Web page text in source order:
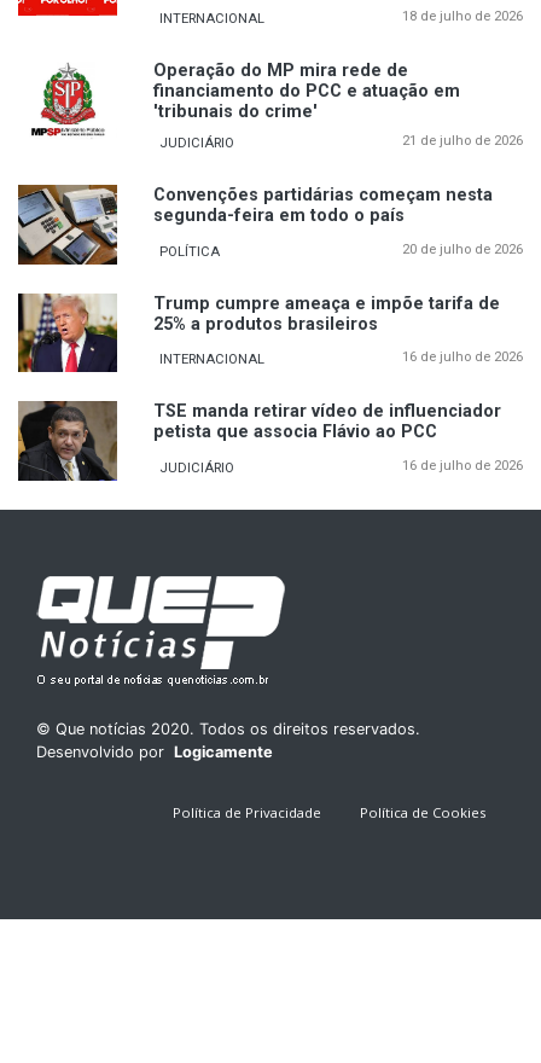
INTERNACIONAL 18 de julho de 2026
Operação do MP mira rede de
financiamento do PCC e atuação em
'tribunais do crime'
JUDICIÁRIO 21 de julho de 2026
Convenções partidárias começam nesta
segunda-feira em todo o país
POLÍTICA 20 de julho de 2026
Trump cumpre ameaça e impõe tarifa de
25% a produtos brasileiros
INTERNACIONAL 16 de julho de 2026
TSE manda retirar vídeo de influenciador
petista que associa Flávio ao PCC
JUDICIÁRIO 16 de julho de 2026
© Que notícias 2020. Todos os direitos reservados.
Desenvolvido por Logicamente
Política de Privacidade Política de Cookies